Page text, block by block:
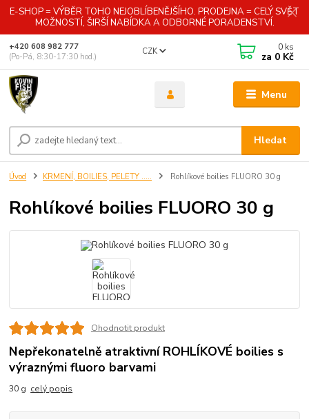
E-SHOP = VÝBĚR TOHO NEJOBLÍBENĚJŠÍHO. PRODEJNA = CELÝ SVĚT
MOŽNOSTÍ, ŠIRŠÍ NABÍDKA A ODBORNÉ PORADENSTVÍ.
Menu
CZK
Hledat
+420 608 982 777
(Po-Pá, 8:30-17:30 hod.)
0 ks
za 0 Kč
Úvod KRMENÍ, BOILIES, PELETY ..... Rohlíkové boilies FLUORO 30 g
Rohlíkové boilies FLUORO 30 g
Ohodnotit produkt
Nepřekonatelně atraktivní ROHLÍKOVÉ boilies s
výraznými fluoro barvami
30 g celý popis